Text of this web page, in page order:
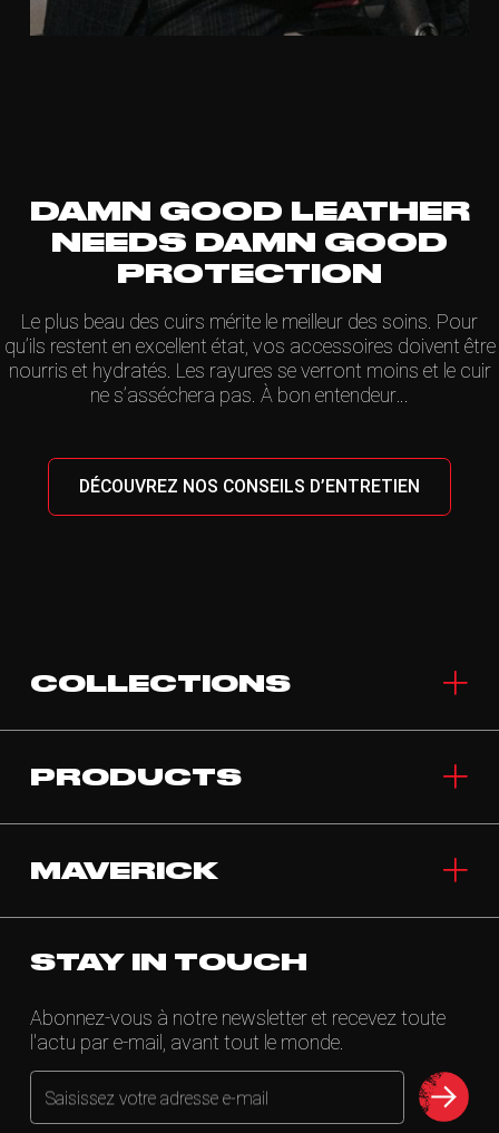
DAMN GOOD LEATHER
NEEDS DAMN GOOD
PROTECTION
Le plus beau des cuirs mérite le meilleur des soins. Pour
qu’ils restent en excellent état, vos accessoires doivent être
nourris et hydratés. Les rayures se verront moins et le cuir
ne s’asséchera pas. À bon entendeur…
DÉCOUVREZ NOS CONSEILS D’ENTRETIEN
COLLECTIONS
PRODUCTS
MAVERICK
STAY IN TOUCH
Abonnez-vous à notre newsletter et recevez toute
l'actu par e-mail, avant tout le monde.
Saisissez votre adresse e-mail